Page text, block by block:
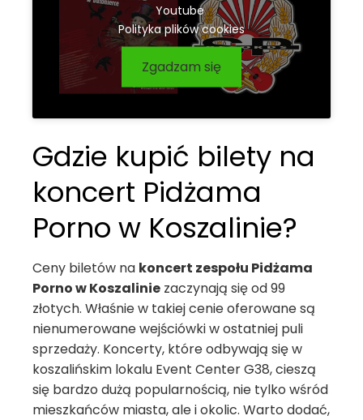
Youtube
Polityka plików cookies
Zgadzam się
Gdzie kupić bilety na
koncert Pidżama
Porno w Koszalinie?
Ceny biletów na koncert zespołu Pidżama
Porno w Koszalinie zaczynają się od 99
złotych. Właśnie w takiej cenie oferowane są
nienumerowane wejściówki w ostatniej puli
sprzedaży. Koncerty, które odbywają się w
koszalińskim lokalu Event Center G38, cieszą
się bardzo dużą popularnością, nie tylko wśród
mieszkańców miasta, ale i okolic. Warto dodać,